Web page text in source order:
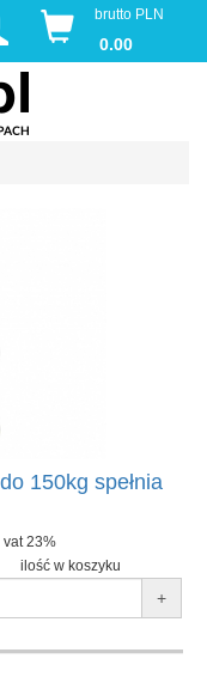
brutto PLN
0.00
150kg spełnia
vat 23%
ilość w koszyku
+